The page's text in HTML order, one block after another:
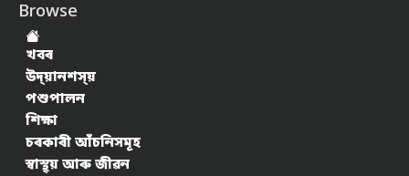
Browse
খবৰ
উদ্য়ানশস্য়
পশুপালন
শিক্ষা
চৰকাৰী আঁচনিসমূহ
স্বাস্থ্য় আৰু জীৱন